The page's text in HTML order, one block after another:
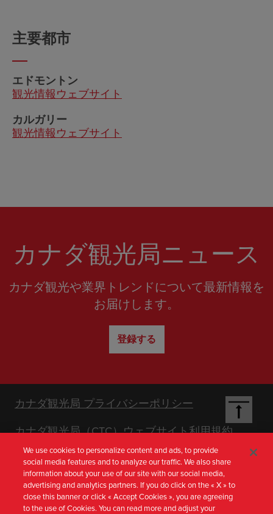
主要都市
エドモントン
観光情報ウェブサイト
カルガリー
観光情報ウェブサイト
カナダ観光局ニュース
カナダ観光や業界トレンドについて最新情報を
お届けします。
登録する
Footer
Nav
[ja-
カナダ観光局 プライバシーポリシー
カナダ観光局（CTC）ウェブサイト利用規約
We use cookies to personalize content and ads, to provide
social media features and to analyze our traffic. We also share
information about your use of our site with our social media,
advertising and analytics partners. If you do click on the « X » to
close this banner or click « Accept Cookies », you are agreeing
to the use of Cookies. You can read more and adjust your